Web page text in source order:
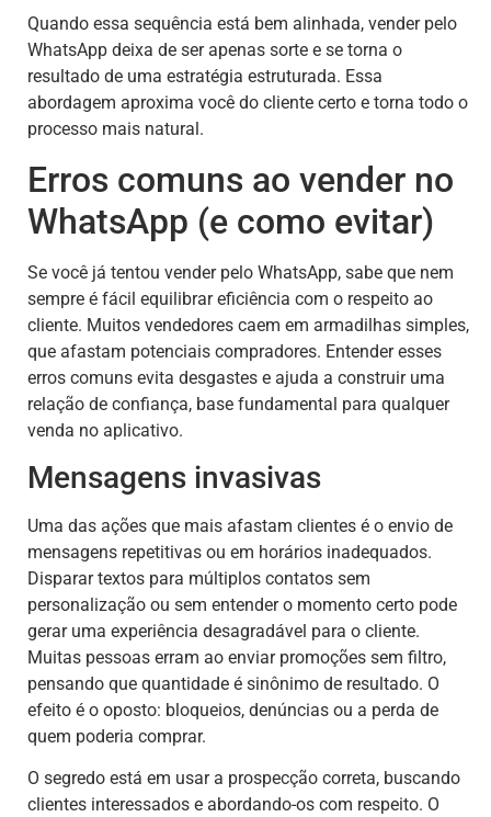
Quando essa sequência está bem alinhada, vender pelo
WhatsApp deixa de ser apenas sorte e se torna o
resultado de uma estratégia estruturada. Essa
abordagem aproxima você do cliente certo e torna todo o
processo mais natural.
Erros comuns ao vender no
WhatsApp (e como evitar)
Se você já tentou vender pelo WhatsApp, sabe que nem
sempre é fácil equilibrar eficiência com o respeito ao
cliente. Muitos vendedores caem em armadilhas simples,
que afastam potenciais compradores. Entender esses
erros comuns evita desgastes e ajuda a construir uma
relação de confiança, base fundamental para qualquer
venda no aplicativo.
Mensagens invasivas
Uma das ações que mais afastam clientes é o envio de
mensagens repetitivas ou em horários inadequados.
Disparar textos para múltiplos contatos sem
personalização ou sem entender o momento certo pode
gerar uma experiência desagradável para o cliente.
Muitas pessoas erram ao enviar promoções sem filtro,
pensando que quantidade é sinônimo de resultado. O
efeito é o oposto: bloqueios, denúncias ou a perda de
quem poderia comprar.
O segredo está em usar a prospecção correta, buscando
clientes interessados e abordando-os com respeito. O